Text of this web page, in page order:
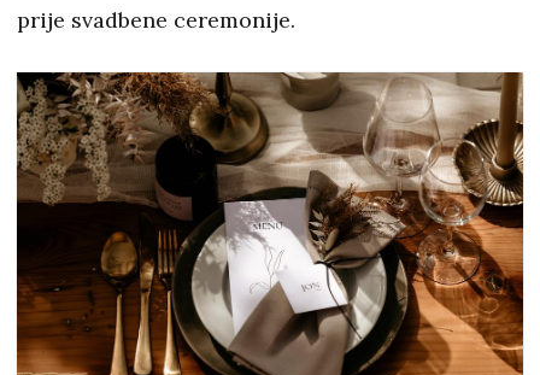
prije svadbene ceremonije.